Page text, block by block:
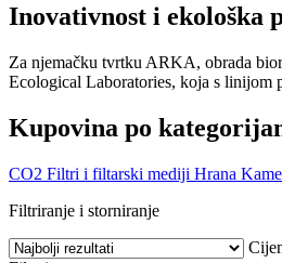
Inovativnost i ekološka
Za njemačku tvrtku ARKA, obrada
Ecological Laboratories, koja s linijom
Kupovina po
CO2 Filtri i filtarski mediji Hrana
Filtriranje i storniranje